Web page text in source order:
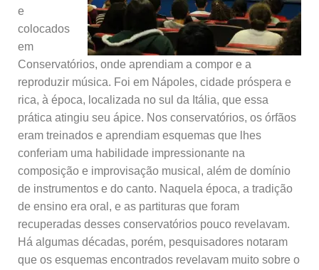
e
colocados
em
Conservatórios, onde aprendiam a compor e a
reproduzir música. Foi em Nápoles, cidade próspera e
rica, à época, localizada no sul da Itália, que essa
prática atingiu seu ápice. Nos conservatórios, os órfãos
eram treinados e aprendiam esquemas que lhes
conferiam uma habilidade impressionante na
composição e improvisação musical, além de domínio
de instrumentos e do canto. Naquela época, a tradição
de ensino era oral, e as partituras que foram
recuperadas desses conservatórios pouco revelavam.
Há algumas décadas, porém, pesquisadores notaram
que os esquemas encontrados revelavam muito sobre o